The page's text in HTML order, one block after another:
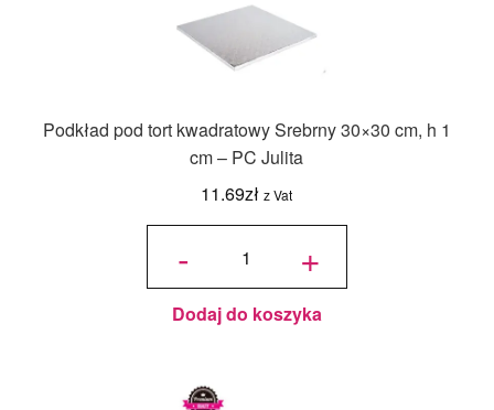
Podkład pod tort kwadratowy Srebrny 30×30 cm, h 1
cm – PC Julita
11.69zł z Vat
-
ilość
kwadratowy
Srebrny
30x30 cm,
h 1 cm - PC
Julita
+
Dodaj do koszyka